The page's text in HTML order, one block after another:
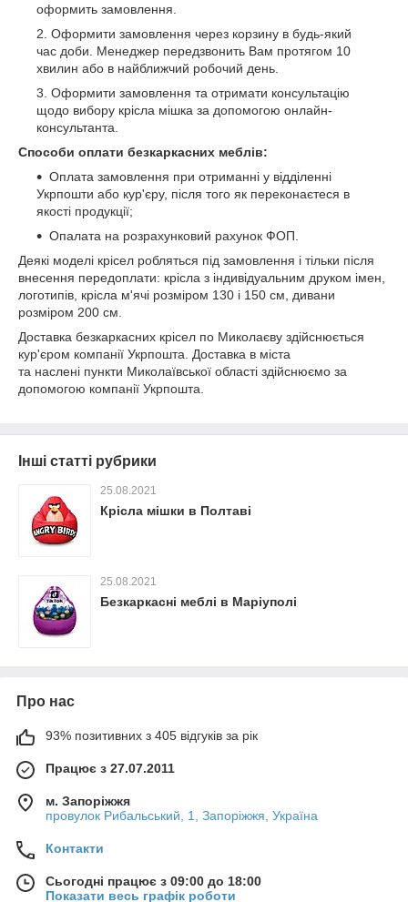
оформить замовлення.
Оформити замовлення через корзину в будь-який
час доби. Менеджер передзвонить Вам протягом 10
хвилин або в найближчий робочий день.
Оформити замовлення та отримати консультацію
щодо вибору крісла мішка за допомогою онлайн-
консультанта.
Способи оплати безкаркасних меблів:
Оплата замовлення при отриманні у відділенні
Укрпошти або кур'єру, після того як переконаєтеся в
якості продукції;
Опалата на розрахунковий рахунок ФОП.
Деякі моделі крісел робляться під замовлення і тільки після
внесення передоплати: крісла з індивідуальним друком імен,
логотипів, крісла м'ячі розміром 130 і 150 см, дивани
розміром 200 см.
Доставка безкаркасних крісел по Миколаєву здійснюється
кур'єром компанії Укрпошта. Доставка в міста
та наслені пункти Миколаївської області здійснюємо за
допомогою компанії Укрпошта.
Інші статті рубрики
25.08.2021
Крісла мішки в Полтаві
25.08.2021
Безкаркасні меблі в Маріуполі
Про нас
93% позитивних з 405 відгуків за рік
Працює з 27.07.2011
м. Запоріжжя
провулок Рибальський, 1, Запоріжжя, Україна
Контакти
Сьогодні працює з 09:00 до 18:00
Показати весь графік роботи